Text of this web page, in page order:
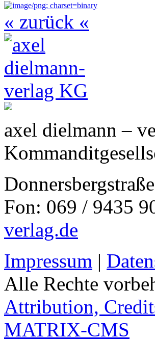
« zurück «
axel dielmann –
Fon: 069 / 9435
verlag.de
Impressum |
Alle Rechte
Attribution,
MATRIX-CMS